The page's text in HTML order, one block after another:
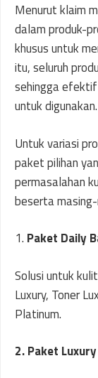
Menurut klaim
dalam produk-
khusus untuk
itu, seluruh
sehingga
untuk digunakan.
Untuk variasi
paket pilihan
permasalahan
beserta
1. Paket Daily
Solusi untuk
Luxury, Toner
Platinum.
2. Paket Luxury